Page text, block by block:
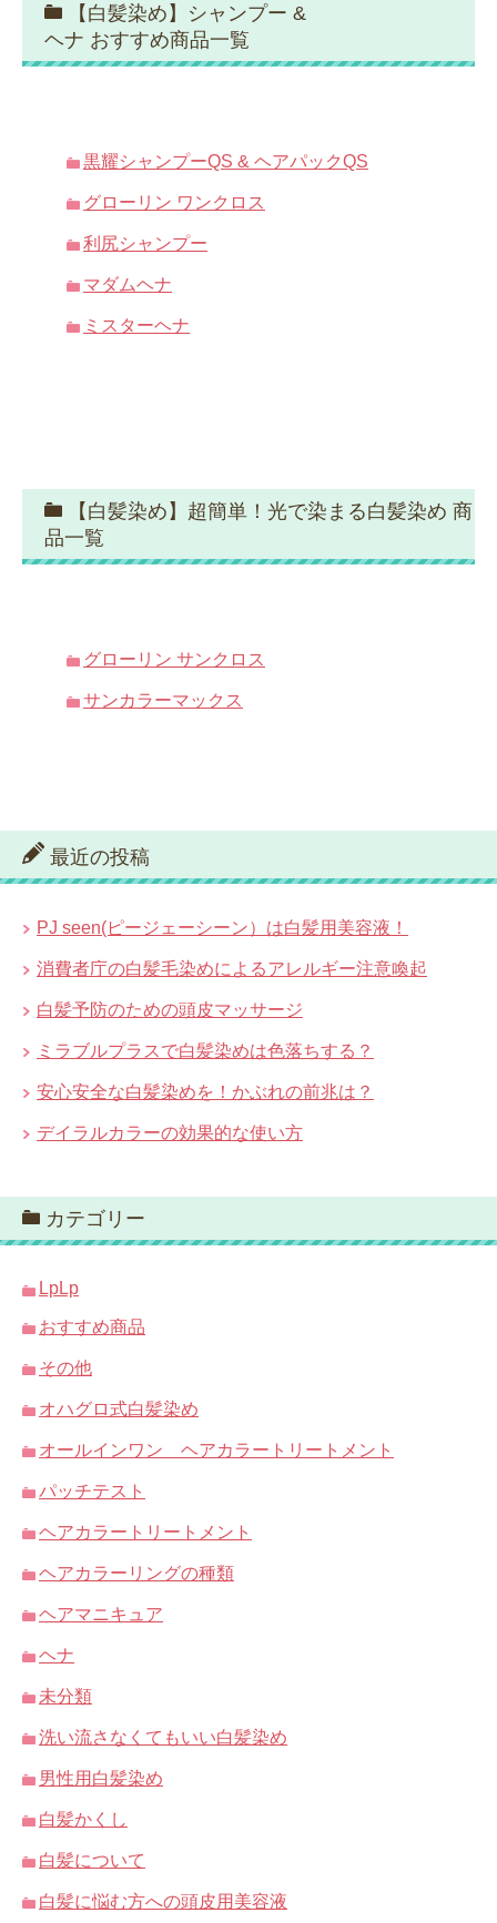
【白髪染め】シャンプー &
ヘナ おすすめ商品一覧
黒耀シャンプーQS & ヘアパックQS
グローリン ワンクロス
利尻シャンプー
マダムヘナ
ミスターヘナ
【白髪染め】超簡単！光で染まる白髪染め 商
品一覧
グローリン サンクロス
サンカラーマックス
最近の投稿
PJ seen(ピージェーシーン）は白髪用美容液！
消費者庁の白髪毛染めによるアレルギー注意喚起
白髪予防のための頭皮マッサージ
ミラブルプラスで白髪染めは色落ちする？
安心安全な白髪染めを！かぶれの前兆は？
デイラルカラーの効果的な使い方
カテゴリー
LpLp
おすすめ商品
その他
オハグロ式白髪染め
オールインワン ヘアカラートリートメント
パッチテスト
ヘアカラートリートメント
ヘアカラーリングの種類
ヘアマニキュア
ヘナ
未分類
洗い流さなくてもいい白髪染め
男性用白髪染め
白髪かくし
白髪について
白髪に悩む方への頭皮用美容液